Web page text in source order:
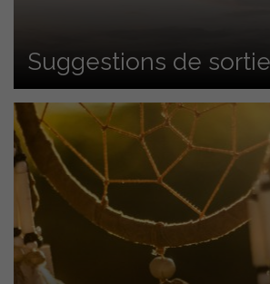
Suggestions de